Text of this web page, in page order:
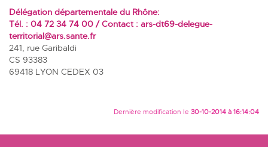
Délégation départementale du Rhône:
Tél. : 04 72 34 74 00 / Contact : ars-dt69-delegue-
territorial@ars.sante.fr
241, rue Garibaldi
CS 93383
69418 LYON CEDEX 03
Dernière modification le 30-10-2014 à 16:14:04